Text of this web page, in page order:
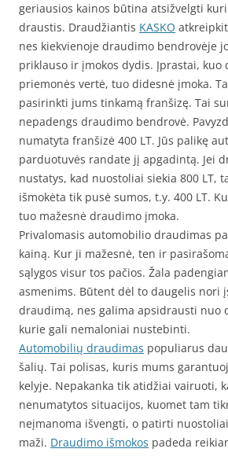
geriausios kainos būtina atsižvelgti
draustis. Draudžiantis KASKO
nes kiekvienoje draudimo bendrovėje
priklauso ir įmokos dydis. Įprastai, kuo
priemonės vertė, tuo didesnė įmoka.
pasirinkti jums tinkamą franšizę. Tai
nepadengs draudimo bendrovė.
numatyta franšizė 400 LT. Jūs palikę
parduotuvės randate jį apgadintą. Jei
nustatys, kad nuostoliai siekia 800 LT,
išmokėta tik pusė sumos, t.y. 400 LT.
tuo mažesnė draudimo įmoka.
Privalomasis automobilio draudimas
kainą. Kur ji mažesnė, ten ir
sąlygos visur tos pačios. Žala
asmenims. Būtent dėl to daugelis nori
draudimą, nes galima apsidrausti nuo
kurie gali nemaloniai nustebinti.
Automobilių draudimas populiarus
šalių. Tai polisas, kuris mums
kelyje. Nepakanka tik atidžiai vairuoti,
nenumatytos situacijos, kuomet tam
neįmanoma išvengti, o patirti
maži. Draudimo išmokos padeda